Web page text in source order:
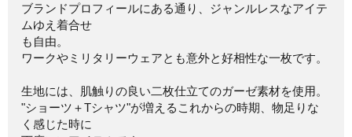
ブランドプロフィールにある通り、ジャンルレスなアイテ
ムゆえ着合せ
も自由。
ワークやミリタリーウェアとも意外と好相性な一枚です。
生地には、肌触りの良い二枚仕立てのガーゼ素材を使用。
"ショーツ＋Tシャツ"が増えるこれからの時期、物足りな
く感じた時に